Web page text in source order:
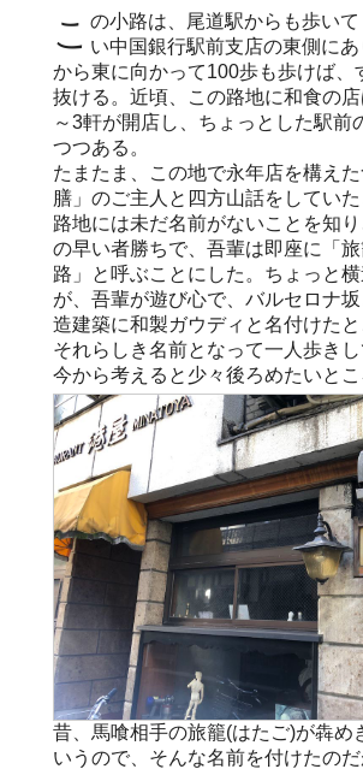
この小路は、尾道駅からも歩いて１分とかからな い中国銀行駅前支店の東側に
から東に向かって100歩も歩けば、
抜ける。近頃、この路地に和食の
～3軒が開店し、ちょっとした駅前
つつある。
たまたま、この地で永年店を構え
膳」のご主人と四方山話をしてい
路地には未だ名前がないことを知
の早い者勝ちで、吾輩は即座に「
路」と呼ぶことにした。ちょっと
が、吾輩が遊び心で、バルセロナ
造建築に和製ガウディと名付けた
それらしき名前となって一人歩きし
今から考えると少々後ろめたいとこ
昔、馬喰相手の旅籠(はたご)が犇め
いうので、そんな名前を付けたの